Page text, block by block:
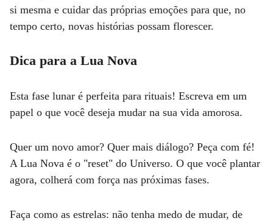
si mesma e cuidar das próprias emoções para que, no
tempo certo, novas histórias possam florescer.
Dica para a Lua Nova
Esta fase lunar é perfeita para rituais! Escreva em um
papel o que você deseja mudar na sua vida amorosa.
Quer um novo amor? Quer mais diálogo? Peça com fé!
A Lua Nova é o "reset" do Universo. O que você plantar
agora, colherá com força nas próximas fases.
Faça como as estrelas: não tenha medo de mudar, de